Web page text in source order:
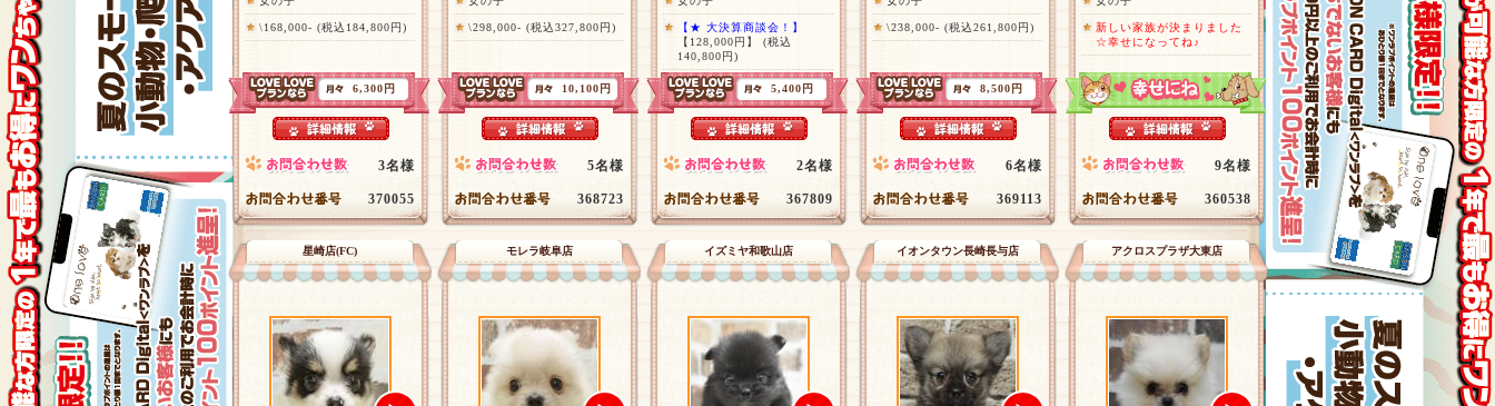
\168,000- (税込184,800円)
6,300円
3名様
370055
\298,000- (税込327,800円)
10,100円
5名様
368723
【★ 大決算商談会！】
【128,000円】
(税込
140,800円)
5,400円
2名様
367809
\238,000- (税込261,800円)
8,500円
6名様
369113
新しい家族が決まりました
☆幸せになってね♪
9名様
360538
星崎店(FC) モレラ岐阜店 イズミヤ和歌山店 イオンタウン長崎長与店 アクロスプラザ大東店